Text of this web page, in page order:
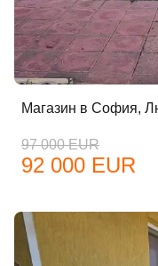
Магазин в София,
97 000 EUR
92 000 EUR